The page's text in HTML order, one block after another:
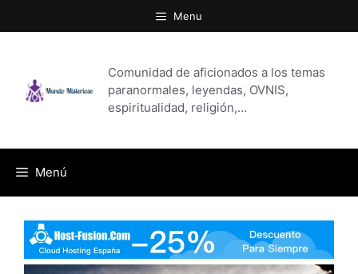
al
Menu
Comunidad de aficionados a los temas
paranormales, leyendas, OVNIS,
espiritualidad, religión,…
Menú